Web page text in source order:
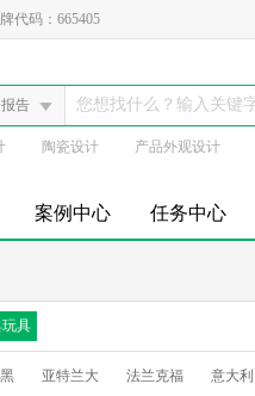
代码：665405
告
陶瓷设计 产品外观设计
案例中心 任务中心
具
亚特兰大 法兰克福 意大利